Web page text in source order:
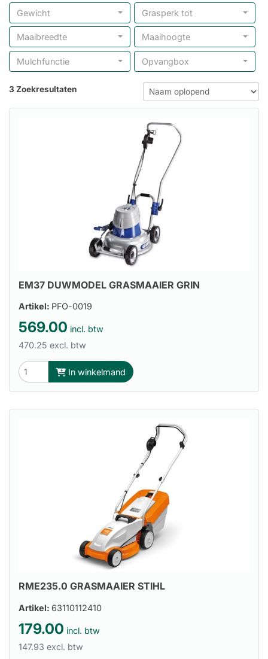
Gewicht Grasperk tot
Maaibreedte Maaihoogte
Mulchfunctie Opvangbox
3 Zoekresultaten
EM37 DUWMODEL GRASMAAIER GRIN
Artikel: PFO-0019
569.00 incl. btw
470.25 excl. btw
In winkelmand
RME235.0 GRASMAAIER STIHL
Artikel: 63110112410
179.00 incl. btw
147.93 excl. btw